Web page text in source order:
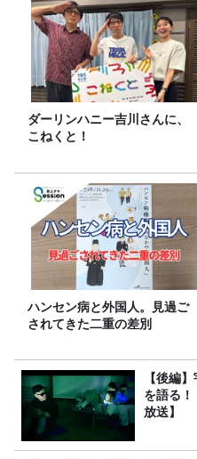
ダーリンハニー吉川さんに、
こねくと！
ハンセン病と外国人。見過ご
されてきた二重の差別
【後編
を語る
放送】